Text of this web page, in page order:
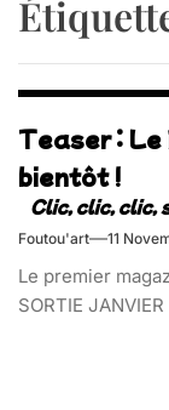
Teaser : Le
bientôt !
Foutou'art 11
Le premier
SORTIE